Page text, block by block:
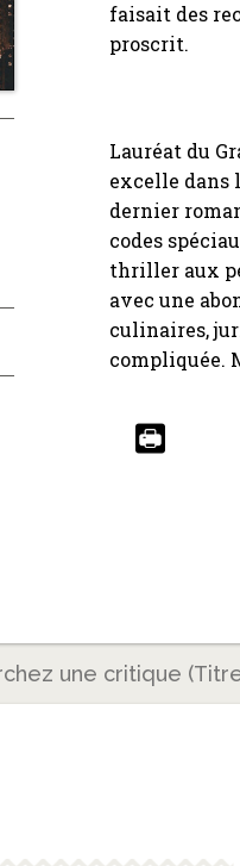
faisait des
proscrit.
Lauréat du
excelle dans
dernier
codes
thriller aux
avec une
culinaires,
compliquée.